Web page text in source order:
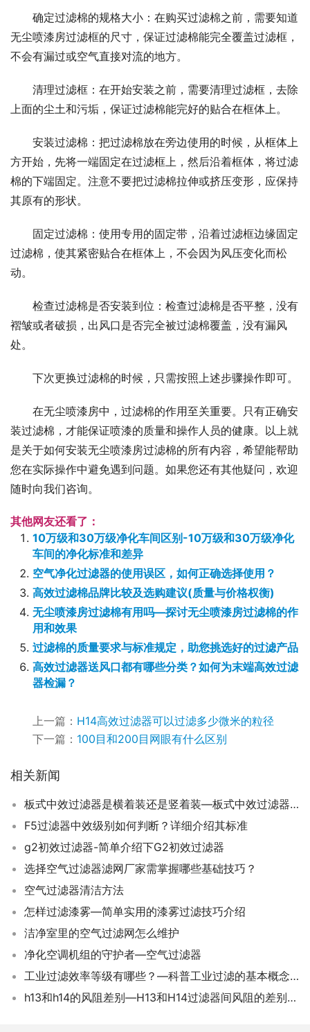
确定过滤棉的规格大小：在购买过滤棉之前，需要知道
无尘喷漆房过滤框的尺寸，保证过滤棉能完全覆盖过滤框，
不会有漏过或空气直接对流的地方。
清理过滤框：在开始安装之前，需要清理过滤框，去除
上面的尘土和污垢，保证过滤棉能完好的贴合在框体上。
安装过滤棉：把过滤棉放在旁边使用的时候，从框体上
方开始，先将一端固定在过滤框上，然后沿着框体，将过滤
棉的下端固定。注意不要把过滤棉拉伸或挤压变形，应保持
其原有的形状。
固定过滤棉：使用专用的固定带，沿着过滤框边缘固定
过滤棉，使其紧密贴合在框体上，不会因为风压变化而松
动。
检查过滤棉是否安装到位：检查过滤棉是否平整，没有
褶皱或者破损，出风口是否完全被过滤棉覆盖，没有漏风
处。
下次更换过滤棉的时候，只需按照上述步骤操作即可。
在无尘喷漆房中，过滤棉的作用至关重要。只有正确安
装过滤棉，才能保证喷漆的质量和操作人员的健康。以上就
是关于如何安装无尘喷漆房过滤棉的所有内容，希望能帮助
您在实际操作中避免遇到问题。如果您还有其他疑问，欢迎
随时向我们咨询。
其他网友还看了：
10万级和30万级净化车间区别-10万级和30万级净化
车间的净化标准和差异
空气净化过滤器的使用误区，如何正确选择使用？
高效过滤棉品牌比较及选购建议(质量与价格权衡)
无尘喷漆房过滤棉有用吗—探讨无尘喷漆房过滤棉的作
用和效果
过滤棉的质量要求与标准规定，助您挑选好的过滤产品
高效过滤器送风口都有哪些分类？如何为末端高效过滤
器检漏？
上一篇： H14高效过滤器可以过滤多少微米的粒径
下一篇： 100目和200目网眼有什么区别
相关新闻
板式中效过滤器是横着装还是竖着装—板式中效过滤器的正确安装方法和注意事项！
F5过滤器中效级别如何判断？详细介绍其标准
g2初效过滤器-简单介绍下G2初效过滤器
选择空气过滤器滤网厂家需掌握哪些基础技巧？
空气过滤器清洁方法
怎样过滤漆雾—简单实用的漆雾过滤技巧介绍
洁净室里的空气过滤网怎么维护
净化空调机组的守护者—空气过滤器
工业过滤效率等级有哪些？—科普工业过滤的基本概念和技术标准
h13和h14的风阻差别—H13和H14过滤器间风阻的差别和联系